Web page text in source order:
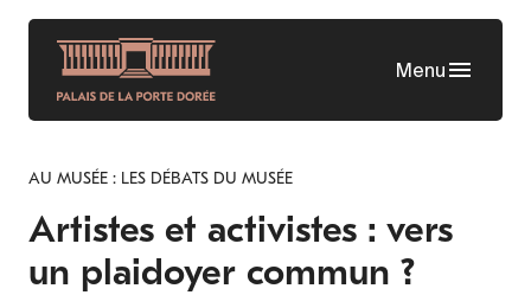
Aller
contenu
principal
Menu
AU MUSÉE : LES DÉBATS DU MUSÉE
Artistes et activistes : vers
un plaidoyer commun ?